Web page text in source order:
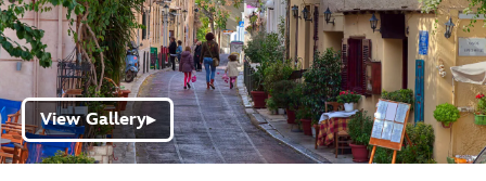
View Gallery▶